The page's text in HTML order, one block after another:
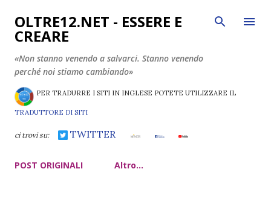
Passa ai contenuti principali
OLTRE12.NET - ESSERE E
CREARE
«Non stanno venendo a salvarci. Stanno venendo
perché noi stiamo cambiando»
PER TRADURRE I SITI IN INGLESE POTETE UTILIZZARE IL
TRADUTTORE DI SITI
ci trovi su: TWITTER
POST ORIGINALI Altro…